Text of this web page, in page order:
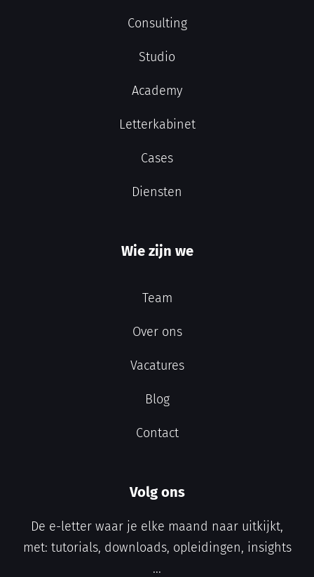
Consulting
Studio
Academy
Letterkabinet
Cases
Diensten
Wie zijn we
Team
Over ons
Vacatures
Blog
Contact
Volg ons
De e-letter waar je elke maand naar uitkijkt,
met: tutorials, downloads, opleidingen, insights
...